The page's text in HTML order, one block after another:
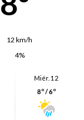
12 km/h
4%
Miér. 12
8º / 6º